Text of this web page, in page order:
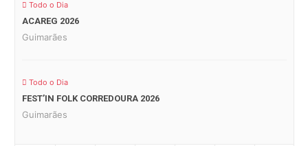
Todo o Dia
ACAREG 2026
Guimarães
Todo o Dia
FEST’IN FOLK CORREDOURA 2026
Guimarães